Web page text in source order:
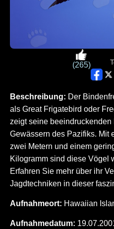
(265)
Beschreibung: Der
als Great Frigatebird oder
zeigt seine beeindruckenden
Gewässern des Pazifiks. Mit
zwei Metern und einem
Kilogramm sind diese Vögel
Erfahren Sie mehr über ihr
Jagdtechniken in dieser
Aufnahmeort: Hawaiian
Aufnahmedatum: